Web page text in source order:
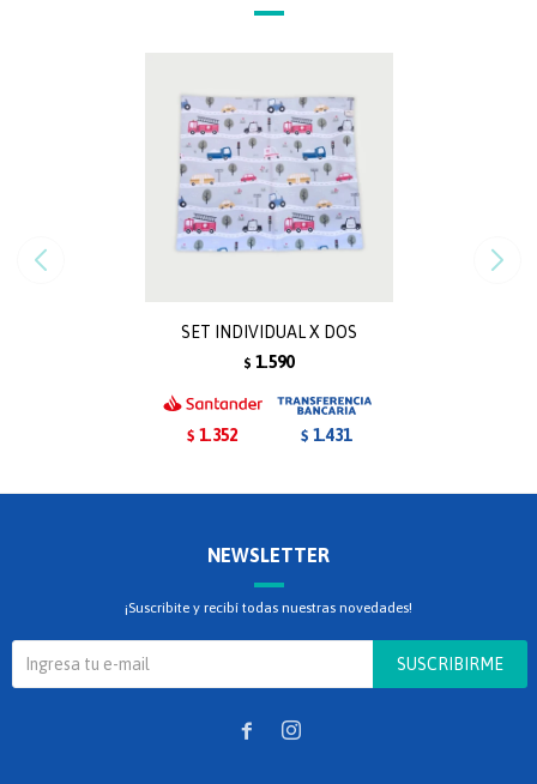
SET INDIVIDUAL X DOS
$ 1.590
$ 1.352 $ 1.431
NEWSLETTER
¡Suscribite y recibí todas nuestras novedades!
SUSCRIBIRME
 